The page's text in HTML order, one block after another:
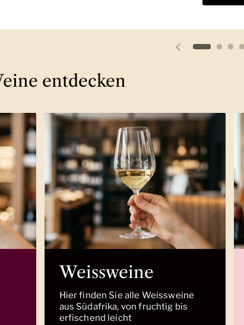
Vorherige Folie
entdecken
Weissweine
Hier finden Sie alle Weissweine
aus Südafrika, von fruchtig bis
erfischend leicht